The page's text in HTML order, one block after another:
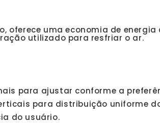
oferece uma economia de energia
utilizado para resfriar o ar.
para ajustar conforme a
para distribuição uniforme
do usuário.